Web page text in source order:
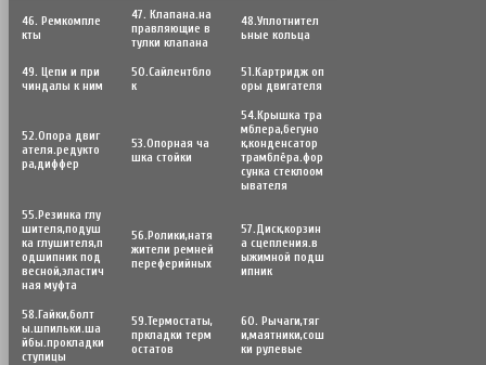
46. Ремкомпле
кты
47. Клапана.на
правляющие в
тулки клапана
48.Уплотнител
ьные кольца
49. Цепи и при
чиндалы к ним
50.Сайлентбло
к
51.Картридж оп
оры двигателя
52.Опора двиг
ателя.редукто
ра,диффер
53.Опорная ча
шка стойки
54.Крышка тра
мблера,бегуно
к,конденсатор
трамблёра.фор
сунка стеклоом
ывателя
55.Резинка глу
шителя,подуш
ка глушителя,п
одшипник под
весной,эластич
ная муфта
56.Poлики,натя
жители ремней
переферийных
57.Диск,корзин
а сцепления.в
ыжимной подш
ипник
58.Гайки,болт
ы.шпильки.ша
йбы.прокладки
ступицы
59.Термостаты,
пркладки терм
остатов
60. Рычаги,тяг
и,маятники,сош
ки рулевые